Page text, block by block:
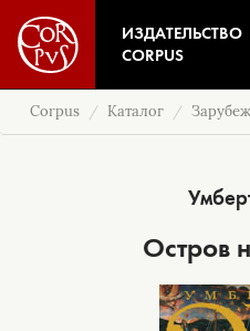
ИЗДАТЕЛЬСТВО
CORPUS
Corpus Каталог
Остров